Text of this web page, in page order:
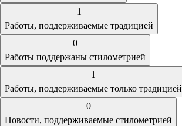
1
Работы, поддерживаемые традицией
0
Работы поддержаны стилометрией
1
Работы, поддерживаемые только традицией
0
Новости, поддерживаемые стилометрией